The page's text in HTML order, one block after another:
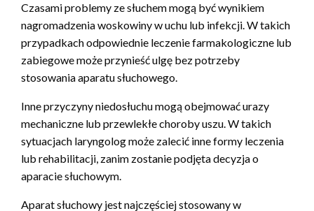
Czasami problemy ze słuchem mogą być wynikiem
nagromadzenia woskowiny w uchu lub infekcji. W takich
przypadkach odpowiednie leczenie farmakologiczne lub
zabiegowe może przynieść ulgę bez potrzeby
stosowania aparatu słuchowego.
Inne przyczyny niedosłuchu mogą obejmować urazy
mechaniczne lub przewlekłe choroby uszu. W takich
sytuacjach laryngolog może zalecić inne formy leczenia
lub rehabilitacji, zanim zostanie podjęta decyzja o
aparacie słuchowym.
Aparat słuchowy jest najczęściej stosowany w